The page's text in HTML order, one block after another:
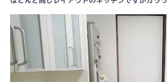
引き出し収納で収納力アップ